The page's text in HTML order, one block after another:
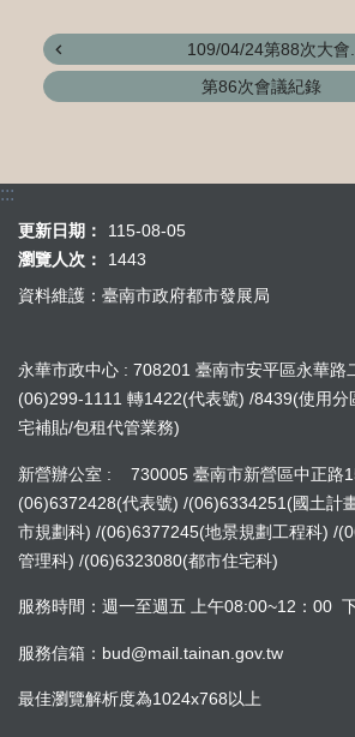
109/04/24第88次大會...
第86次會議紀錄
:::
更新日期：
115-08-05
瀏覽人次：
1443
資料維護：臺南市政府都市發展局
永華市政中心 : 708201 臺南市安平區永華
(06)299-1111 轉1422(代表號) /8439(使用分
宅補貼/包租代管業務)
新營辦公室 : 730005 臺南市新營區中正
(06)6372428(代表號) /(06)6334251(國土計
市規劃科) /(06)6377245(地景規劃工程科) /
管理科) /(06)6323080(都市住宅科)
服務時間：週一至週五 上午08:00~12：00
服務信箱：bud@mail.tainan.gov.tw
最佳瀏覽解析度為1024x768以上